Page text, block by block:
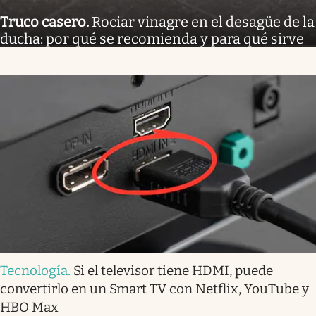
Truco casero. Rociar vinagre en el desagüe de la
ducha: por qué se recomienda y para qué sirve
Tecnología. Si el televisor tiene HDMI, puede
convertirlo en un Smart TV con Netflix, YouTube y
HBO Max